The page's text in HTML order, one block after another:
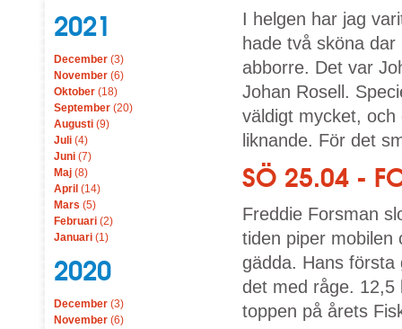
2021
December (3)
November (6)
Oktober (18)
September (20)
Augusti (9)
Juli (4)
Juni (7)
Maj (8)
April (14)
Mars (5)
Februari (2)
Januari (1)
2020
December (3)
November (6)
I helgen har jag
hade två sköna
abborre. Det var
Johan Rosell.
väldigt mycket,
liknande. För det
SÖ 25.04 -
Freddie Forsman
tiden piper mobilen
gädda. Hans första
det med råge. 12,5
toppen på årets